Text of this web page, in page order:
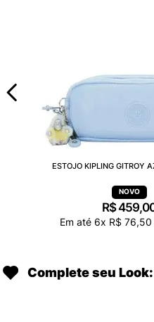
ESTOJO KIPLING GITROY
R$459,
Em até 6x R$ 76,50
Complete seu Look: